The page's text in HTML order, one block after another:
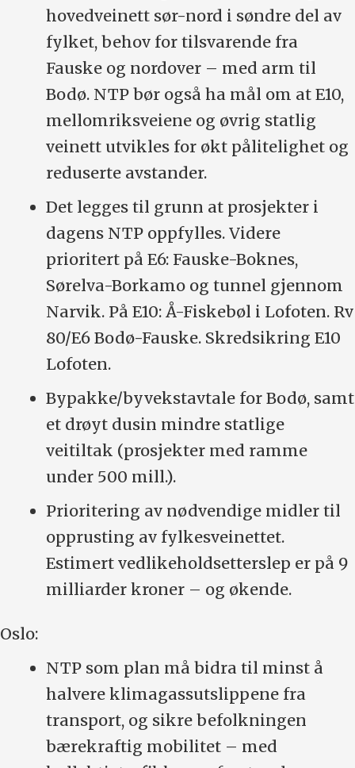
hovedveinett sør-nord i søndre del av
fylket, behov for tilsvarende fra
Fauske og nordover – med arm til
Bodø. NTP bør også ha mål om at E10,
mellomriksveiene og øvrig statlig
veinett utvikles for økt pålitelighet og
reduserte avstander.
Det legges til grunn at prosjekter i
dagens NTP oppfylles. Videre
prioritert på E6: Fauske-Boknes,
Sørelva-Borkamo og tunnel gjennom
Narvik. På E10: Å-Fiskebøl i Lofoten. Rv
80/E6 Bodø-Fauske. Skredsikring E10
Lofoten.
Bypakke/byvekstavtale for Bodø, samt
et drøyt dusin mindre statlige
veitiltak (prosjekter med ramme
under 500 mill.).
Prioritering av nødvendige midler til
opprusting av fylkesveinettet.
Estimert vedlikeholdsetterslep er på 9
milliarder kroner – og økende.
Oslo:
NTP som plan må bidra til minst å
halvere klimagassutslippene fra
transport, og sikre befolkningen
bærekraftig mobilitet – med